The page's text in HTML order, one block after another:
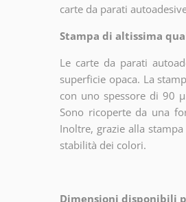
carte da parati
Stampa di altissima
Le carte da parati
superficie opaca. La
con uno spessore di 90
Sono ricoperte da una
Inoltre, grazie alla
stabilità dei colori.
Dimensioni disponibili